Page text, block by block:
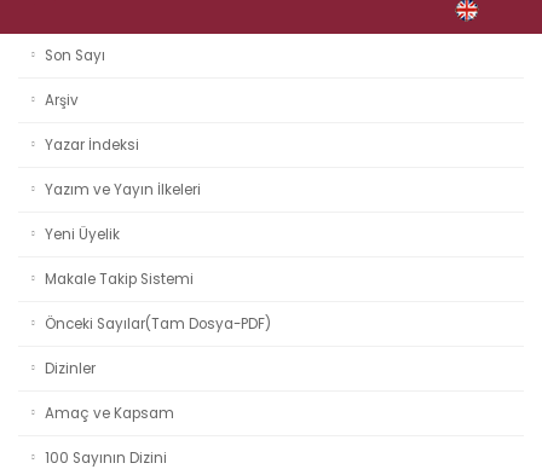
Son Sayı
Arşiv
Yazar İndeksi
Yazım ve Yayın İlkeleri
Yeni Üyelik
Makale Takip Sistemi
Önceki Sayılar(Tam Dosya-PDF)
Dizinler
Amaç ve Kapsam
100 Sayının Dizini